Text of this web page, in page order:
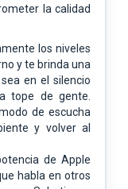
la calidad
los niveles
y te brinda una
en el silencio
tope de gente.
de escucha
y volver al
de Apple
habla en otros